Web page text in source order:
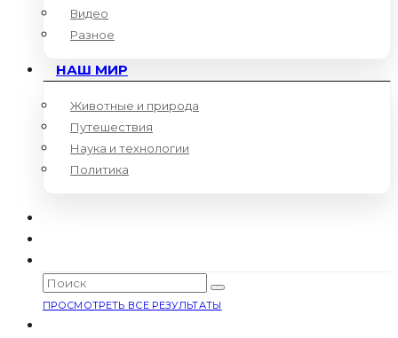
Видео
Разное
НАШ МИР
Животные и природа
Путешествия
Наука и технологии
Политика
ПРОСМОТРЕТЬ ВСЕ РЕЗУЛЬТАТЫ